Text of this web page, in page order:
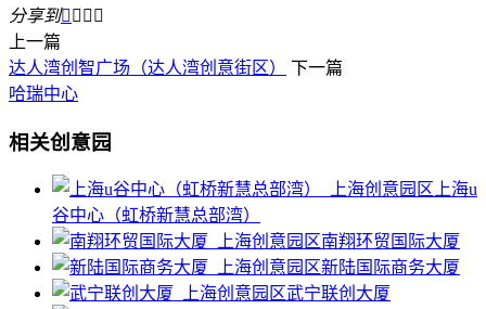
分享到   
上一篇
达人湾创智广场（达人湾创意街区）
下一篇
哈瑞中心
相关创意园
上海u
谷中心（虹桥新慧总部湾）
南翔环贸国际大厦
新陆国际商务大厦
武宁联创大厦